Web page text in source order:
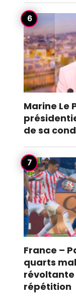
Marine Le
de sa
France –
quarts
révoltante
répétition